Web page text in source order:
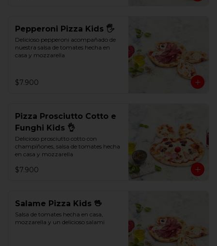
Pepperoni Pizza Kids 🖐
Delicioso pepperoni acompañado de
nuestra salsa de tomates hecha en
casa y mozzarella
$7.900
Pizza Prosciutto Cotto e
Funghi Kids 👌
Delicioso prosciutto cotto con
champiñones, salsa de tomates hecha
en casa y mozzarella
$7.900
Salame Pizza Kids 🖖
Salsa de tomates hecha en casa,
mozzarella y un delicioso salami